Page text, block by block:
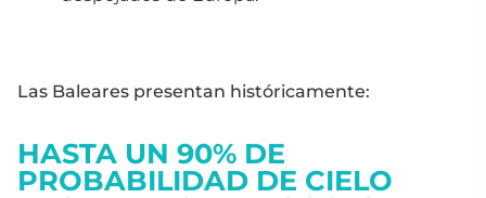
Las Baleares presentan históricamente:
HASTA UN 90% DE
PROBABILIDAD DE CIELO